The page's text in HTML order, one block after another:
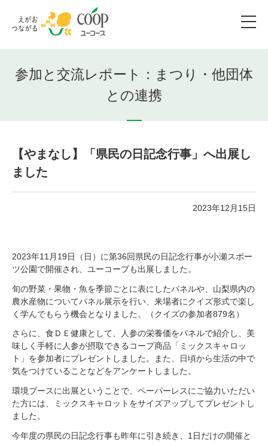
参加と交流レポート：まつり・他団体
との連携
【やまなし】「県民の日記念行事」へ出展し
ました
2023年12月15日
2023年11月19日（日）に第36回県民の日記念行事が小瀬スポー
ツ公園で開催され、ユーコープも出展しました。
旬の野菜・果物・魚を季節ごとに表にしたパネルや、山梨県内の
農水産物についてパネル展示を行い、来場者にクイズ形式で楽し
く学んでもらう機会となりました。（クイズの参加者879名）
さらに、食ＤＥ健康として、人参の栄養価をパネルで紹介し、美
味しく手軽に人参が摂取できるコープ商品「ミックスキャロッ
ト」を参加者にプレゼントしました。また、日頃から生活の中で
気をつけていることなどをアンケートしました。
環境ブースに出展ということで、ペーパーレスにご協力いただい
た方には、ミックスキャロットをサイズアップしてプレゼントし
ました。
今年度の県民の日記念行事も昨年に引き続き、1日だけの開催と